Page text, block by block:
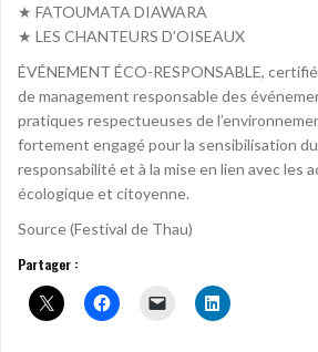
★ FATOUMATA DIAWARA
★ LES CHANTEURS D’OISEAUX
ÉVÉNEMENT ÉCO-RESPONSABLE,
de management responsable des
pratiques respectueuses de
fortement engagé pour la sensibilisation du
responsabilité et à la mise en lien avec les
écologique et citoyenne.
Source (Festival de Thau)
Partager :